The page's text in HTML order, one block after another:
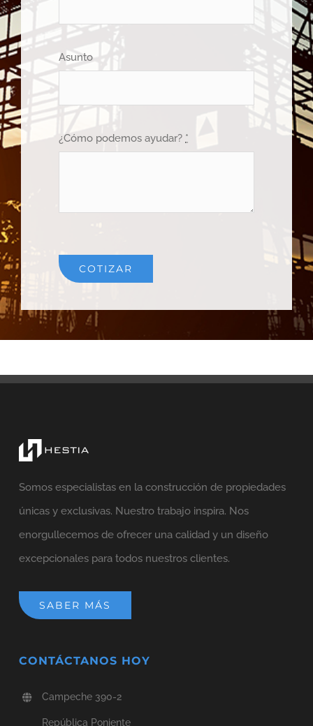
Asunto
¿Cómo podemos ayudar? *
COTIZAR
Somos especialistas en la construcción de propiedades
únicas y exclusivas. Nuestro trabajo inspira. Nos
enorgullecemos de ofrecer una calidad y un diseño
excepcionales para todos nuestros clientes.
SABER MÁS
CONTÁCTANOS HOY
Campeche 390-2
República Poniente